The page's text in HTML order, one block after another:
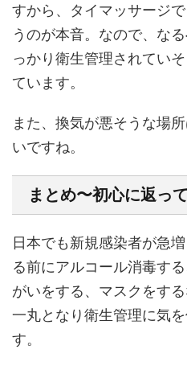
すから、タイマッサージ
うのが本音。なので、な
っかり衛生管理されてい
ています。
また、換気が悪そうな場
いですね。
まとめ〜初心に返っ
日本でも新規感染者が急
る前にアルコール消毒す
がいをする、マスクをす
一丸となり衛生管理に気
す。